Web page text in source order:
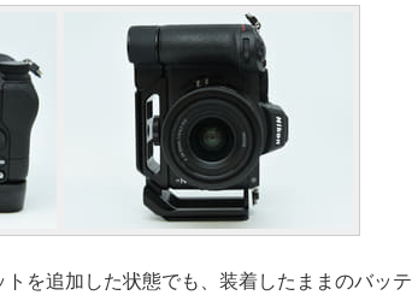
を追加した状態でも、装着したままのバッテ